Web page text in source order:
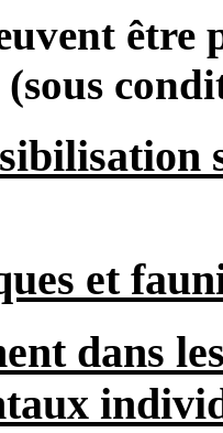
être
et
dans